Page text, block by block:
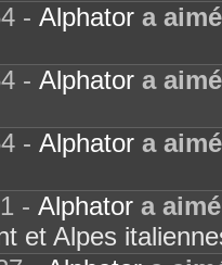
- Alphator a aimé
- Alphator a aimé
- Alphator a aimé
- Alphator a aimé
et Alpes